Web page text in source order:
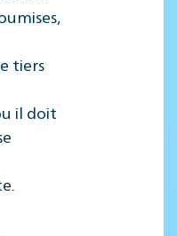
tiers
il doit